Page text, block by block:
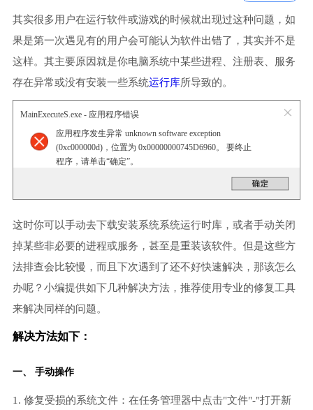
其实很多用户在运行软件或游戏的时候就出现过这种问题，如
果是第一次遇见有的用户会可能认为软件出错了，其实并不是
这样。其主要原因就是你电脑系统中某些进程、注册表、服务
存在异常或没有安装一些系统运行库所导致的。
MainExecuteS.exe - 应用程序错误
应用程序发生异常 unknown software exception
(0xc000000d)，位置为 0x00000000745D6960。 要终止
程序，请单击“确定”。
这时你可以手动去下载安装系统系统运行时库，或者手动关闭
掉某些非必要的进程或服务，甚至是重装该软件。但是这些方
法排查会比较慢，而且下次遇到了还不好快速解决，那该怎么
办呢？小编提供如下几种解决方法，推荐使用专业的修复工具
来解决同样的问题。
解决方法如下：
一、 手动操作
1. 修复受损的系统文件：在任务管理器中点击"文件"-"打开新